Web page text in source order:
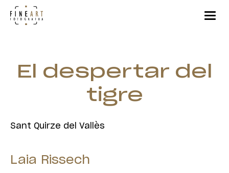
El despertar del
tigre
Sant Quirze del Vallès
Laia Rissech